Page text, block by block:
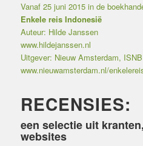
Vanaf 25 juni 2015 in de
Enkele reis Indonesië
Auteur: Hilde Janssen
www.hildejanssen.nl
Uitgever: Nieuw Amsterdam,
www.nieuwamsterdam.nl/
RECENSIES:
een selectie uit
websites